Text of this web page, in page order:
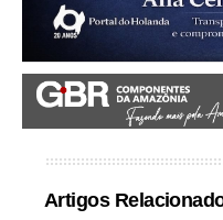
Artigos